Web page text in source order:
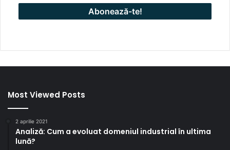
Most Viewed Posts
2 aprilie 2021
Analiză: Cum a evoluat domeniul industrial în ultima
lună?